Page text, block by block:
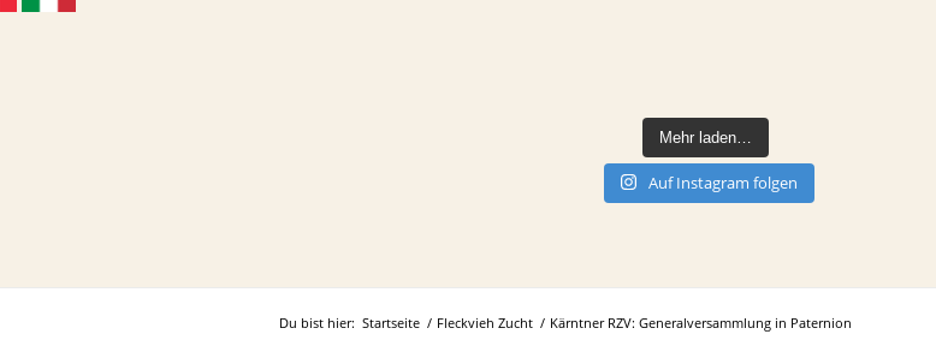
Mehr laden…
Auf Instagram folgen
Du bist hier: Startseite / Fleckvieh Zucht / Kärntner RZV: Generalversammlung in Paternion